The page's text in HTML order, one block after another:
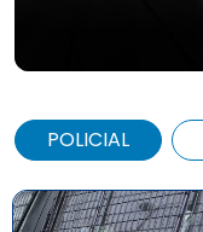
POLICIAL